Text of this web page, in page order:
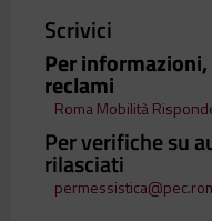
Scrivici
Per
reclami
Roma Mobilità
Per verifiche su
rilasciati